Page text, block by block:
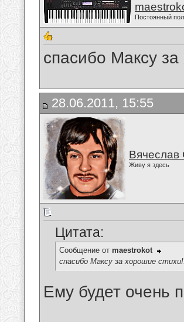
Постоянный
спасибо Максу
28.06.2011, 15:55
Вячеслав
Живу я здесь
Цитата:
Сообщение от maestrokot
спасибо Максу за хорошие
Ему будет очень